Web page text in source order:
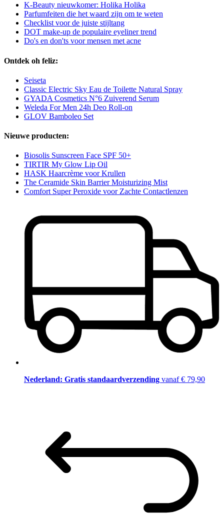
K-Beauty nieuwkomer: Holika Holika
Parfumfeiten die het waard zijn om te weten
Checklist voor de juiste stijltang
DOT make-up de populaire eyeliner trend
Do's en don'ts voor mensen met acne
Ontdek oh feliz:
Seiseta
Classic Electric Sky Eau de Toilette Natural Spray
GYADA Cosmetics N°6 Zuiverend Serum
Weleda For Men 24h Deo Roll-on
GLOV Bamboleo Set
Nieuwe producten:
Biosolis Sunscreen Face SPF 50+
TIRTIR My Glow Lip Oil
HASK Haarcrème voor Krullen
The Ceramide Skin Barrier Moisturizing Mist
Comfort Super Peroxide voor Zachte Contactlenzen
Nederland: Gratis standaardverzending vanaf € 79,90